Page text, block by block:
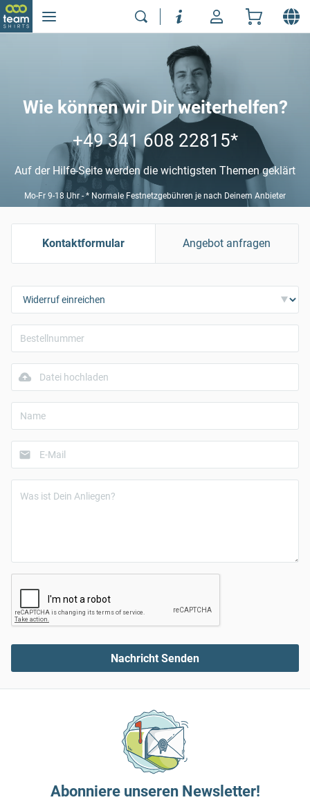
Wie können wir Dir weiterhelfen?
+49 341 608 22815*
Auf der Hilfe-Seite werden die wichtigsten Themen geklärt
Mo-Fr 9-18 Uhr - * Normale Festnetzgebühren je nach Deinem Anbieter
Kontaktformular Angebot anfragen
Datei hochladen
Nachricht Senden
Abonniere unseren Newsletter!